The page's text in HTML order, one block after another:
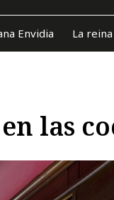
Envidia La
las